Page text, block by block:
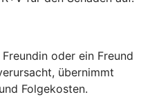
oder ein Freund
übernimmt
Folgekosten.